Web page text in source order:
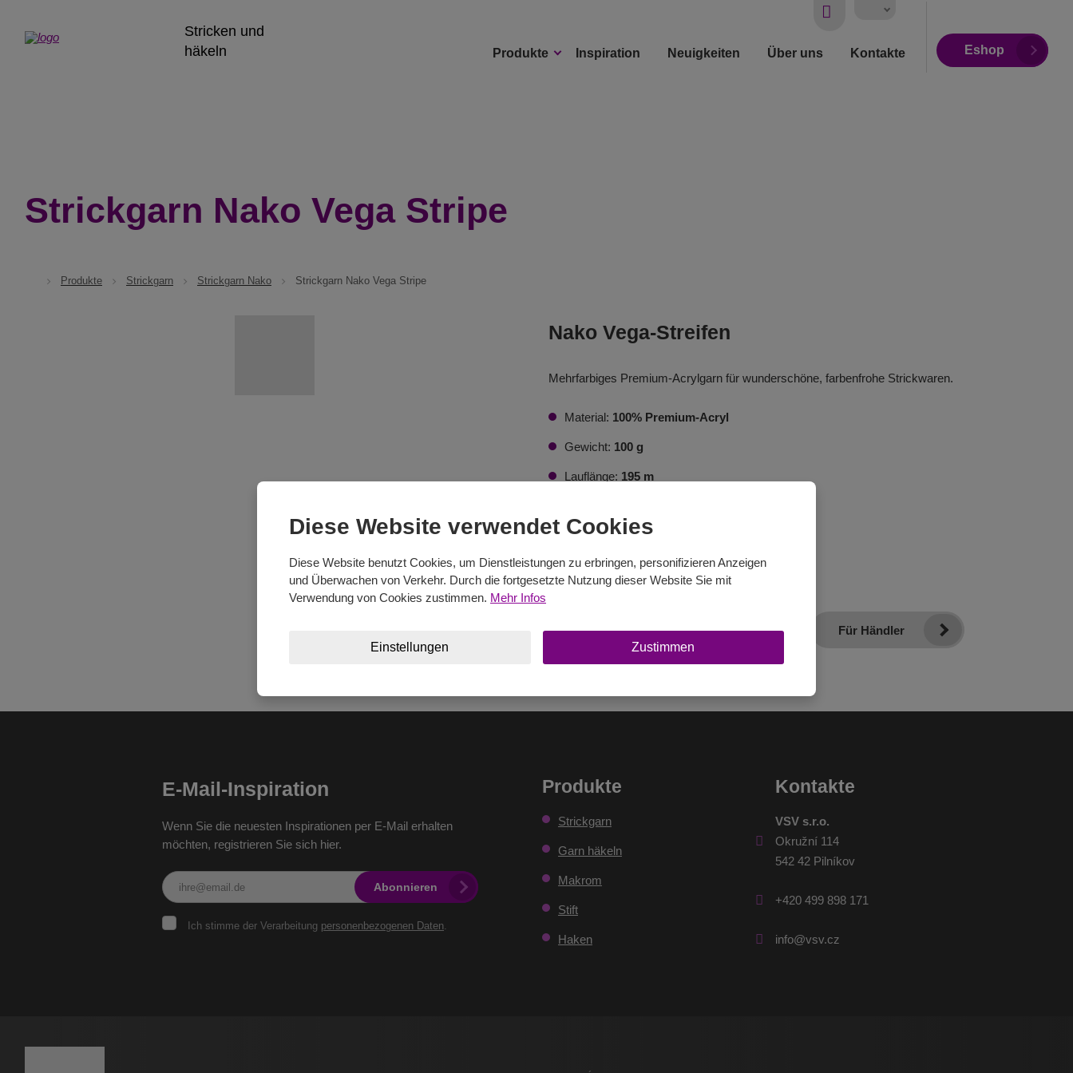
Stricken und
häkeln
Produkte Inspiration Neuigkeiten Über uns Kontakte
Vyhledávání
Eshop
Strickgarn Nako Vega Stripe
Produkte Strickgarn Strickgarn Nako Strickgarn Nako Vega Stripe
Nako Vega-Streifen
Mehrfarbiges Premium-Acrylgarn für wunderschöne, farbenfrohe Strickwaren.
Material: 100% Premium-Acryl
Gewicht: 100 g
Lauflänge: 195 m
Stricknadeln:4 - 5
Häkelnadel:2 - 3
Im E-Shop kaufen Für Händler
E-Mail-Inspiration
Wenn Sie die neuesten Inspirationen per E-Mail erhalten
möchten, registrieren Sie sich hier.
Ich stimme der Verarbeitung personenbezogenen Daten.
Abonnieren
Produkte
Strickgarn
Garn häkeln
Makrom
Stift
Haken
Kontakte
VSV s.r.o.
Okružní 114
542 42 Pilníkov
+420 499 898 171
info@vsv.cz
Diese Website verwendet Cookies
Diese Website benutzt Cookies, um Dienstleistungen zu erbringen, personifizieren Anzeigen
und Überwachen von Verkehr. Durch die fortgesetzte Nutzung dieser Website Sie mit
Verwendung von Cookies zustimmen. Mehr Infos
Einstellungen Zustimmen